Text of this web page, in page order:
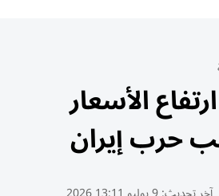
الأسعار
حرب إيران